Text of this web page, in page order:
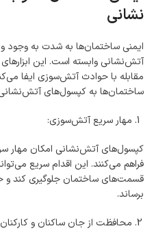
‌نشانی
ایمنی ساختمان‌ها به شدت به وجود
آتش‌نشانی وابسته است. این
مقابله با حوادث آتش‌سوزی ایفا
ساختمان‌ها به کپسول‌های
مهار سریع آتش‌سوزی:
کپسول‌های آتش‌نشانی امکان مهار
فراهم می‌کنند. این اقدام سریع
قسمت‌های ساختمان جلوگیری کند و
برساند.
محافظت از جان ساکنان و